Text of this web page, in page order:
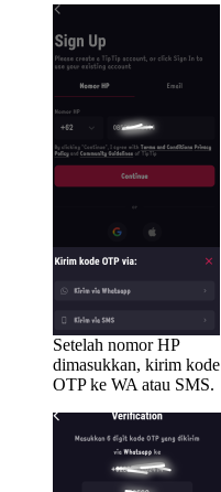
Setelah nomor HP
dimasukkan, kirim kode
OTP ke WA atau SMS.